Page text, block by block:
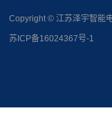
Copyright © 江苏泽宇智能
苏ICP备16024367号-1